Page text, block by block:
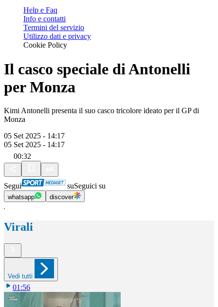
Help e Faq
Info e contatti
Termini del servizio
Utilizzo dati e privacy
Cookie Policy
Il casco speciale di Antonelli
per Monza
Kimi Antonelli presenta il suo casco tricolore ideato per il GP di
Monza
05 Set 2025 - 14:17
05 Set 2025 - 14:17
00:32
Segui suSeguici su
whatsapp discover
Virali
Vedi tutti
01:56